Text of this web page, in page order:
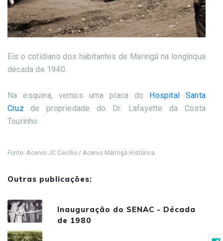
Eis o cotidiano dos habitantes de Maringá na longínqua
década de 1940.
Na esquina, vemos uma placa do Hospital Santa
Cruzde propriedade do Dr. Lafayette da Costa
Tourinho.
Fonte: Acervo JC Cecílio / Acervo Maringá Histórica.
Outras publicações:
Inauguração do SENAC - Década
de 1980